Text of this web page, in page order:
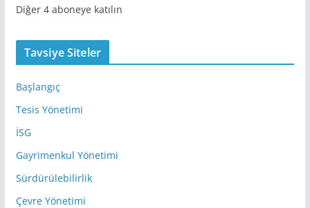
a
d
r
Diğer 4 aboneye katılın
Tavsiye Siteler
Başlangıç
Tesis Yönetimi
İSG
Gayrimenkul Yönetimi
Sürdürülebilirlik
Çevre Yönetimi